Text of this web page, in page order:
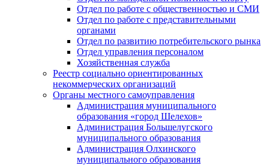
Отдел по работе с общественностью и СМИ
Отдел по работе с представительными
органами
Отдел по развитию потребительского рынка
Отдел управления персоналом
Хозяйственная служба
Реестр социально ориентированных
некоммерческих организаций
Органы местного самоуправления
Администрация муниципального
образования «город Шелехов»
Администрация Большелугского
муниципального образования
Администрация Олхинского
муниципального образования